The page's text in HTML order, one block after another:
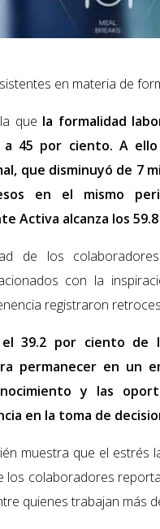
en materia de
que la formalidad
a 45 por ciento. A
que disminuyó de 7
en el mismo
Activa alcanza los
de los
con la
registraron
39.2 por ciento de
permanecer en un
y las
en la toma de
muestra que el estrés
los colaboradores
quienes trabajan más